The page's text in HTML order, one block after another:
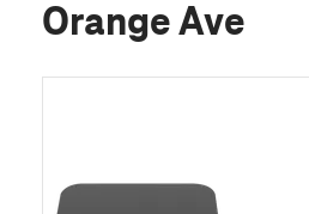
Orange Ave